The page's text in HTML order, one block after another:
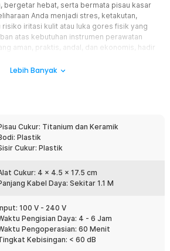
bergetar hebat, serta bermata pisau kasar
Anda menjadi stres, ketakutan,
iritasi kulit atau luka gores fisik yang
atas kebutuhan instrumen perawatan
aman, praktis, andal, dan ekonomis, hadir
ini tidak hanya bertindak sebagai
berkat teknologi peredam suara mekanis
mencukur yang tenang, menyenangkan,
Anda.
Tinggi dengan Pengaturan
pada perangkat grooming ini
elektrik super kuat yang mampu berputar
6000 RPM untuk memastikan
Mekanisme kepala pisau dibekali
Lebih Banyak
Cukur: Titanium dan Keramik
Plastik
Cukur: Plastik
Cukur: 4 x 4.5 x 17.5 cm
Kabel Daya: Sekitar 1.1 M
100 V - 240 V
Pengisian Daya: 4 - 6 Jam
Pengoperasian: 60 Menit
Kebisingan: < 60 dB